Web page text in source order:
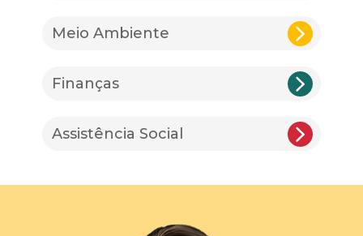
Meio Ambiente
Finanças
Assistência Social